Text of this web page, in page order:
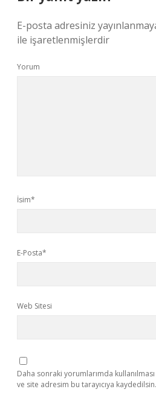
E-posta adresiniz
ile işaretlenmişlerdir
Yorum
İsim*
E-Posta*
Web Sitesi
Daha sonraki yorumlarımda
ve site adresim bu tarayıcıya kaydedilsin.